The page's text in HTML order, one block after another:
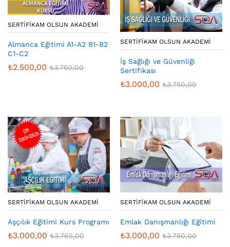
SERTIFIKAM OLSUN AKADEMI
Almanca Eğitimi A1-A2 B1-B2
C1-C2
₺2.500,00 ₺3.750,00
SERTIFIKAM OLSUN AKADEMI
İş Sağlığı ve Güvenliği
Sertifikası
₺3.000,00 ₺3.750,00
SERTIFIKAM OLSUN AKADEMI
Aşçılık Eğitimi Kurs Programı
₺3.000,00 ₺3.750,00
SERTIFIKAM OLSUN AKADEMI
Emlak Danışmanlığı Eğitimi
₺3.000,00 ₺3.750,00